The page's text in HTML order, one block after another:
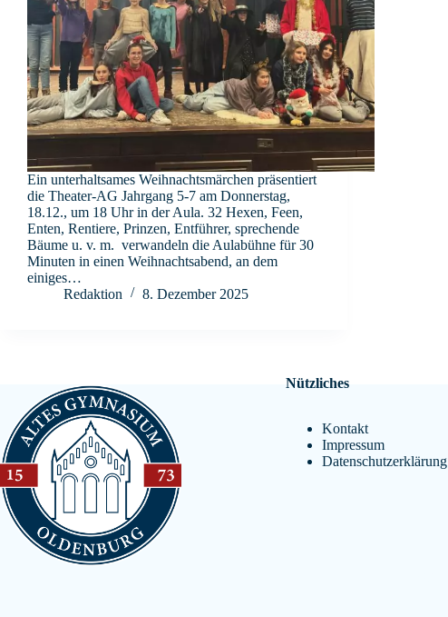
Ein unterhaltsames Weihnachtsmärchen präsentiert
die Theater-AG Jahrgang 5-7 am Donnerstag,
18.12., um 18 Uhr in der Aula. 32 Hexen, Feen,
Enten, Rentiere, Prinzen, Entführer, sprechende
Bäume u. v. m. verwandeln die Aulabühne für 30
Minuten in einen Weihnachtsabend, an dem
einiges…
Redaktion
8. Dezember 2025
Nützliches
Kontakt
Impressum
Datenschutzerklärung